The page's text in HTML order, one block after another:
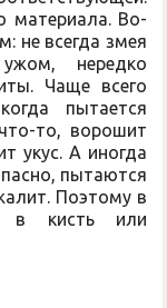
материала. Во-
не всегда змея
нередко
Чаще всего
пытается
то, ворошит
укус. А иногда
пытаются
Поэтому в
в кисть или